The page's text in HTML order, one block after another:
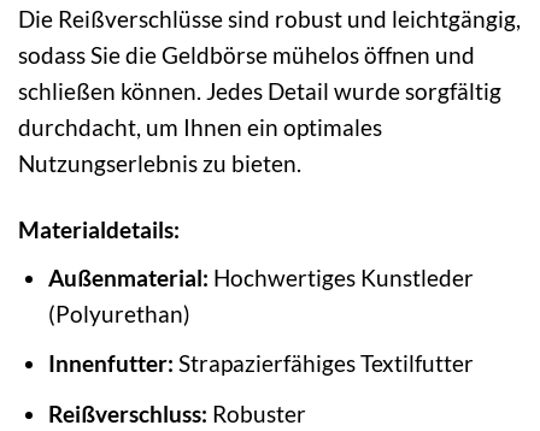
Die Reißverschlüsse sind robust und leichtgängig,
sodass Sie die Geldbörse mühelos öffnen und
schließen können. Jedes Detail wurde sorgfältig
durchdacht, um Ihnen ein optimales
Nutzungserlebnis zu bieten.
Materialdetails:
Außenmaterial: Hochwertiges Kunstleder
(Polyurethan)
Innenfutter: Strapazierfähiges Textilfutter
Reißverschluss: Robuster